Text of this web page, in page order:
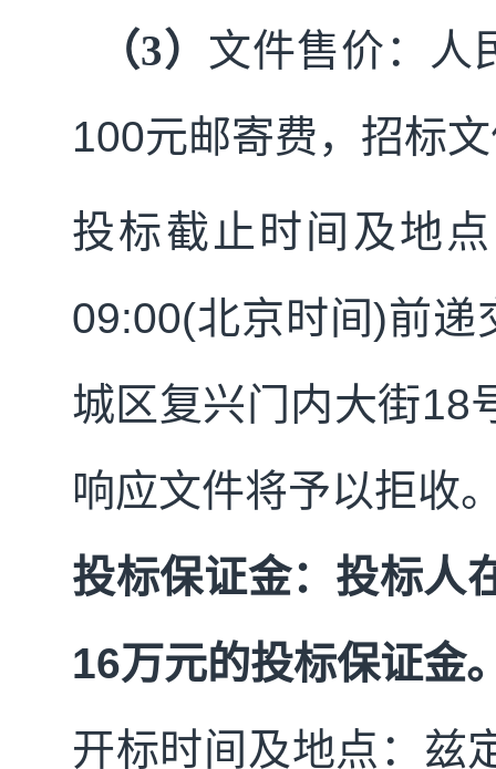
（3） 文件售价：人
100元邮寄费， 招标
投标截止时间及地
09:00(北京时间)前递
城区复兴门内大街18
响应文件将予以拒收
投标保证金：投标人
16万元的投标保证金
开标时间及地点：兹